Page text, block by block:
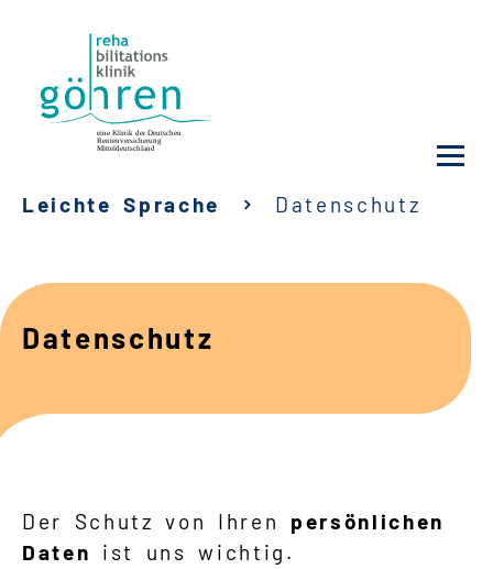
Unsere Klinik
Ihre Reha
Kontakt
Leichte Sprache Datenschutz
Datenschutz
Der Schutz von Ihren
persönlichen
Daten
ist uns wichtig.